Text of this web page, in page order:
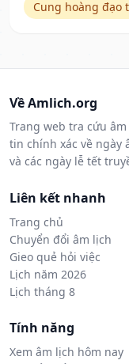
Cung hoàng đạo
Về Amlich.org
Trang web tra cứu
tin chính xác về ngày
và các ngày lễ tết
Liên kết nhanh
Trang chủ
Chuyển đổi âm lịch
Gieo quẻ hỏi việc
Lịch năm 2026
Lịch tháng 8
Tính năng
Xem âm lịch hôm nay